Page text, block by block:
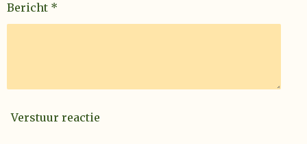
Bericht *
Verstuur reactie